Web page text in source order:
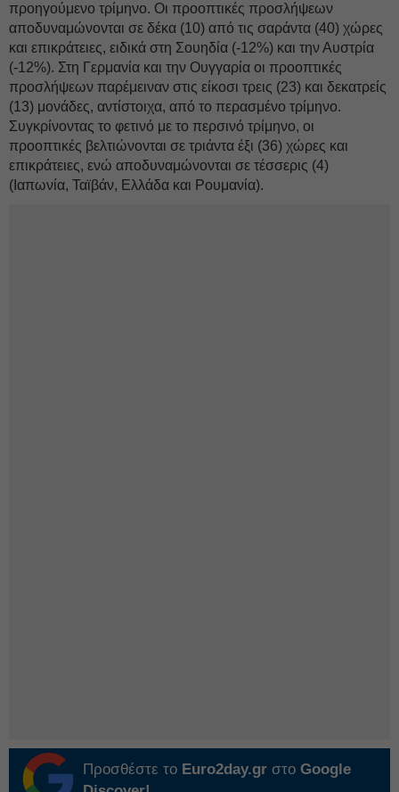
προηγούμενο τρίμηνο. Οι προοπτικές προσλήψεων
αποδυναμώνονται σε δέκα (10) από τις σαράντα (40) χώρες
και επικράτειες, ειδικά στη Σουηδία (-12%) και την Αυστρία
(-12%). Στη Γερμανία και την Ουγγαρία οι προοπτικές
προσλήψεων παρέμειναν στις είκοσι τρεις (23) και δεκατρείς
(13) μονάδες, αντίστοιχα, από το περασμένο τρίμηνο.
Συγκρίνοντας το φετινό με το περσινό τρίμηνο, οι
προοπτικές βελτιώνονται σε τριάντα έξι (36) χώρες και
επικράτειες, ενώ αποδυναμώνονται σε τέσσερις (4)
(Ιαπωνία, Ταϊβάν, Ελλάδα και Ρουμανία).
Προσθέστε το Euro2day.gr στο Google